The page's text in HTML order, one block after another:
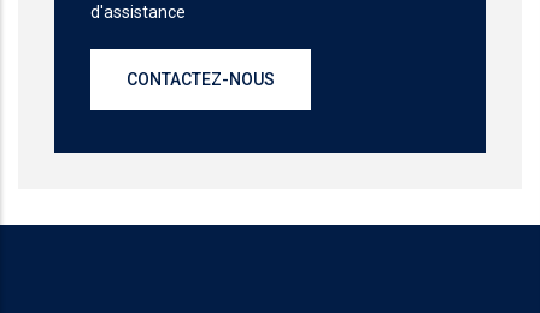
d'assistance
CONTACTEZ-NOUS